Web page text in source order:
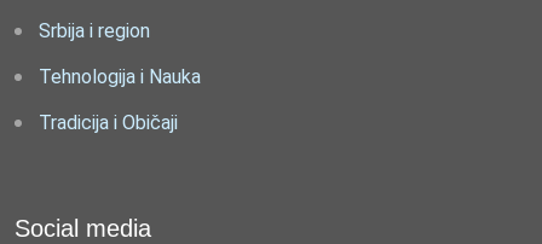
Srbija i region
Tehnologija i Nauka
Tradicija i Običaji
Social media